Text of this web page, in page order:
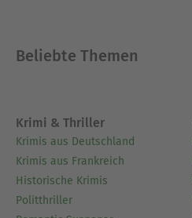
Beliebte Themen
Krimi & Thriller
Krimis aus Deutschland
Krimis aus Frankreich
Historische Krimis
Politthriller